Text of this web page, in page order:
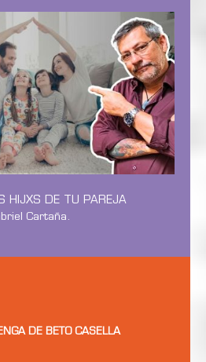
HIJXS DE TU PAREJA
Cartaña.
DE BETO CASELLA